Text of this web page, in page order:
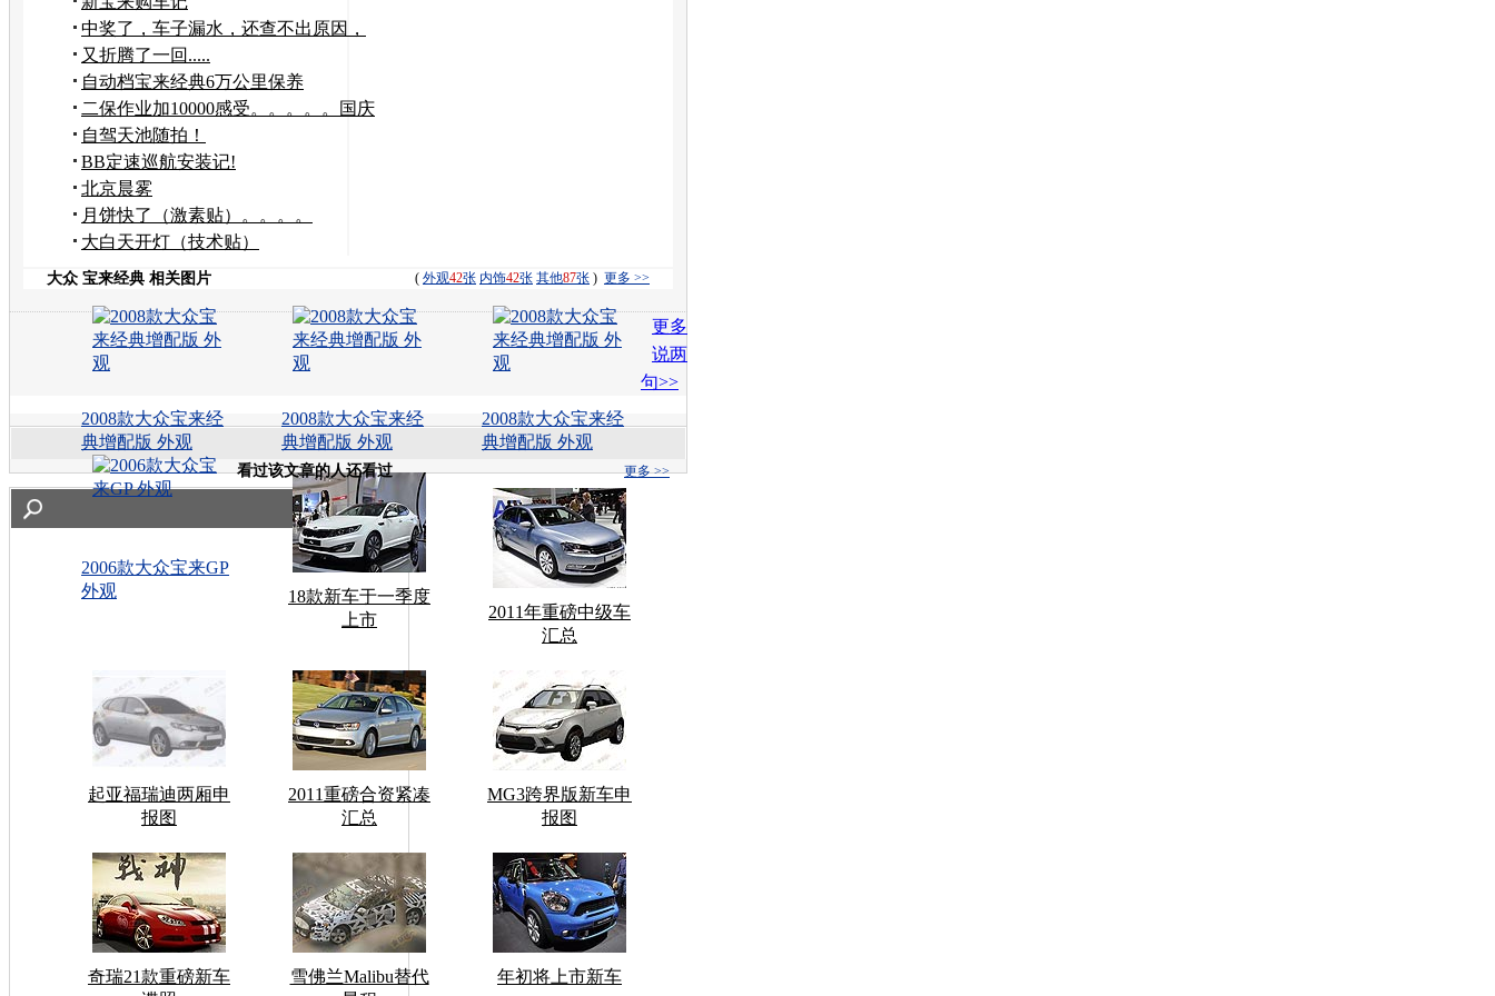
中奖了，车子漏水，还查不出原因，
请高手帮忙！
又折腾了一回.....
自动档宝来经典6万公里保养
二保作业加10000感受。。。。。国庆
快乐！
自驾天池随拍！
BB定速巡航安装记!
北京晨雾
月饼快了（激素贴）。。。。
大白天开灯（技术贴）
( 外观42张 内饰42张 其他87张 ) 更多 >>
大众 宝来经典 相关图片
2008款大众宝来经
典增配版 外观
2008款大众宝来经
典增配版 外观
2008款大众宝来经
典增配版 外观
2006款大众宝来GP
外观
更多
说两
句>>
更多 >>
看过该文章的人还看过
18款新车于一季度
上市
2011年重磅中级车
汇总
起亚福瑞迪两厢申
报图
2011重磅合资紧凑
汇总
MG3跨界版新车申
报图
奇瑞21款重磅新车
雪佛兰Malibu替代
年初将上市新车